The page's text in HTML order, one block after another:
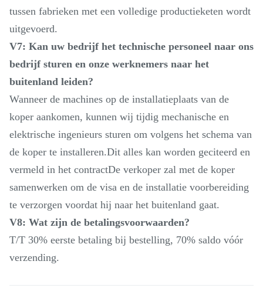
tussen fabrieken met een volledige productieketen wordt
uitgevoerd.
V7: Kan uw bedrijf het technische personeel naar ons
bedrijf sturen en onze werknemers naar het
buitenland leiden?
Wanneer de machines op de installatieplaats van de
koper aankomen, kunnen wij tijdig mechanische en
elektrische ingenieurs sturen om volgens het schema van
de koper te installeren.Dit alles kan worden geciteerd en
vermeld in het contractDe verkoper zal met de koper
samenwerken om de visa en de installatie voorbereiding
te verzorgen voordat hij naar het buitenland gaat.
V8: Wat zijn de betalingsvoorwaarden?
T/T 30% eerste betaling bij bestelling, 70% saldo vóór
verzending.